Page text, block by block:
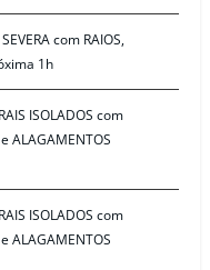
com RAIOS,
1h
ISOLADOS com
ALAGAMENTOS
ISOLADOS com
ALAGAMENTOS